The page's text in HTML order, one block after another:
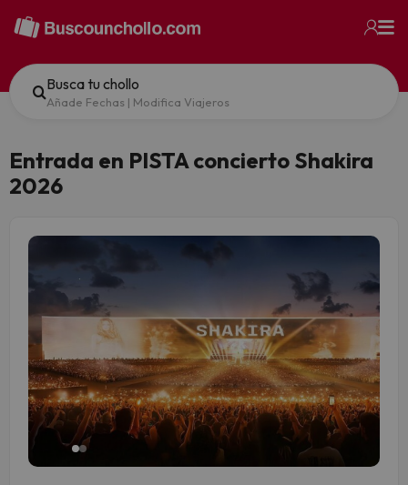
Busca tu chollo
Añade Fechas | Modifica Viajeros
Entrada en PISTA concierto Shakira
2026